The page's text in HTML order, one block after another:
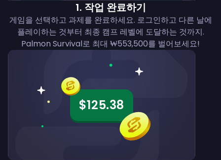
1. 작업 완료하기
게임을 선택하고 과제를 완료하세요. 로그인하고 다른 날에
플레이하는 것부터 최종 캠프 레벨에 도달하는 것까지.
Palmon Survival로 최대 ₩553,500를 벌어보세요!
$125.38